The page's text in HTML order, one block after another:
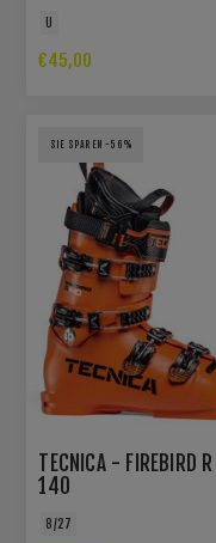
U
€45,00
SIE SPAREN -56%
TECNICA - FIREBIRD R
140
8/27